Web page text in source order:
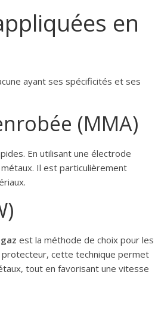
en
ayant ses spécificités et ses
(MMA)
En utilisant une électrode
Il est particulièrement
est la méthode de choix pour les
protecteur, cette technique permet
tout en favorisant une vitesse